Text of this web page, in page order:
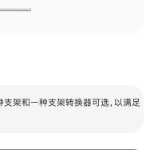
架和一种支架转换器可选，以满足